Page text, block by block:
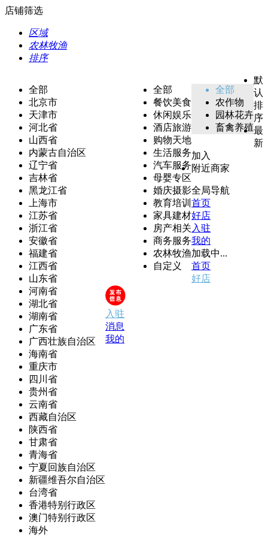
店铺筛选
区域
农林牧渔
排序
全部
北京市
天津市
河北省
山西省
内蒙古自治区
辽宁省
吉林省
黑龙江省
上海市
江苏省
浙江省
安徽省
福建省
江西省
山东省
河南省
湖北省
湖南省
广东省
广西壮族自治区
海南省
重庆市
四川省
贵州省
云南省
西藏自治区
陕西省
甘肃省
青海省
宁夏回族自治区
新疆维吾尔自治区
台湾省
香港特别行政区
澳门特别行政区
海外
全部
餐饮美食
休闲娱乐
酒店旅游
购物天地
生活服务
汽车服务
母婴专区
婚庆摄影
教育培训
家具建材
房产相关
商务服务
农林牧渔
自定义
全部
农作物
园林花卉
畜禽养殖
默
认
排
序
最
新
加入
附近商家
全局导航
首页
好店
入驻
我的
加载中...
首页
好店
入驻
消息
我的